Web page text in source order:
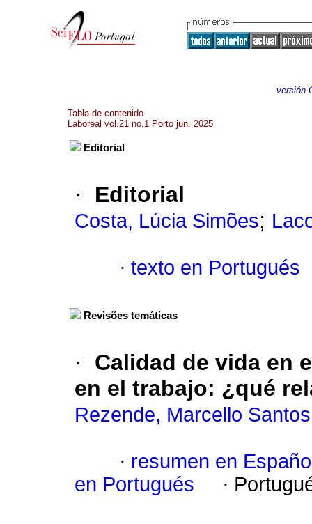
versión
Tabla de contenido
Laboreal vol.21 no.1 Porto jun. 2025
Editorial
· Editorial
Costa, Lúcia Simões;
· texto en Portugués
Revisões temáticas
·
Calidad de vida en
en el trabajo: ¿qué
Rezende, Marcello Santos
· resumen en
en Portugués
·